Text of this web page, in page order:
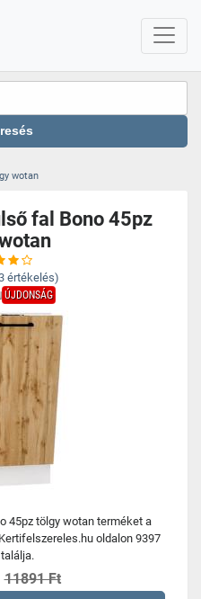
wotan
fal Bono 45pz
értékelés)
ÚJDONSÁG
45pz tölgy wotan terméket a
oldalon 9397
11891 Ft